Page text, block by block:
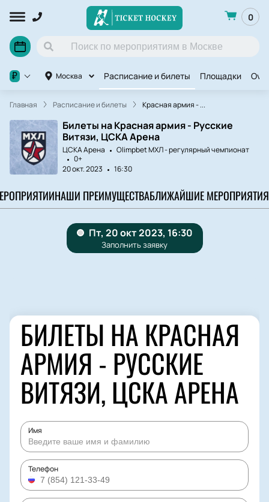
0
Москва Расписание и билеты Площадки
₽
Главная Расписание и билеты Красная армия - ...
Билеты на Красная армия - Русские
Витязи, ЦСКА Арена
ЦСКА Арена
Olimpbet МХЛ - регулярный чемпионат
0+
20 окт. 2023
16:30
НАШИ ПРЕИМУЩЕСТВАБЛИЖАЙШИЕ МЕРОПРИЯТИЯ
БИЛЕТЫ НА КРАСНАЯ
АРМИЯ - РУССКИЕ
ВИТЯЗИ, ЦСКА АРЕНА
Имя
Телефон